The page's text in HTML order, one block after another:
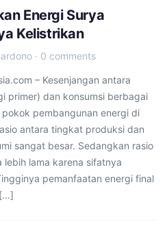
Energi Surya
Kelistrikan
· 0 comments
– Kesenjangan antara
primer) dan konsumsi berbagai
pembangunan energi di
antara tingkat produksi dan
sangat besar. Sedangkan rasio
lama karena sifatnya
pemanfaatan energi final